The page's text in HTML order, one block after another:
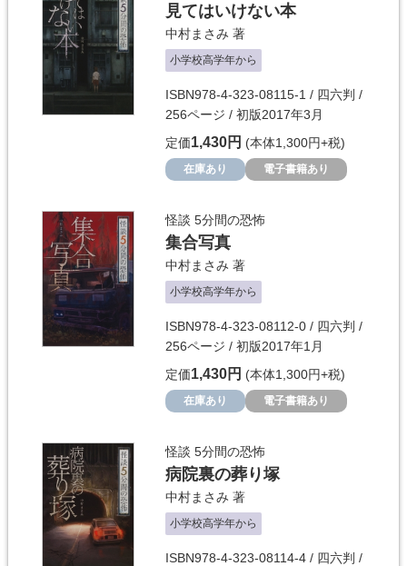
見てはいけない本
中村まさみ 著
小学校高学年から
ISBN978-4-323-08115-1 / 四六判 /
256ページ / 初版2017年3月
定価1,430円 (本体1,300円+税)
在庫あり 電子書籍あり
怪談 5分間の恐怖
集合写真
中村まさみ 著
小学校高学年から
ISBN978-4-323-08112-0 / 四六判 /
256ページ / 初版2017年1月
定価1,430円 (本体1,300円+税)
在庫あり 電子書籍あり
怪談 5分間の恐怖
病院裏の葬り塚
中村まさみ 著
小学校高学年から
ISBN978-4-323-08114-4 / 四六判 /